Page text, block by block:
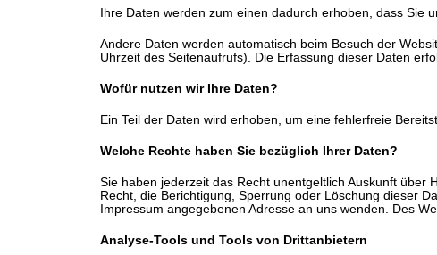
Ihre Daten werden zum einen dadurch erhoben, dass Sie
Andere Daten werden automatisch beim Besuch der
Uhrzeit des Seitenaufrufs). Die Erfassung dieser Daten
Wofür nutzen wir Ihre Daten?
Ein Teil der Daten wird erhoben, um eine fehlerfreie
Welche Rechte haben Sie bezüglich Ihrer Daten?
Sie haben jederzeit das Recht unentgeltlich Auskunft
Recht, die Berichtigung, Sperrung oder Löschung dieser
Impressum angegebenen Adresse an uns wenden. Des
Analyse-Tools und Tools von Drittanbietern